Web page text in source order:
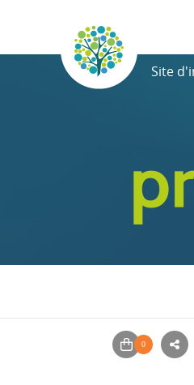
Site